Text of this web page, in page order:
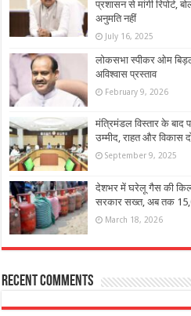
प्रशासन से मांगी रिपोर्ट,
अनुमति नहीं
July 16, 2025
लोकसभा स्पीकर ओम
अविश्वास प्रस्ताव
February 9, 2026
मंत्रिमंडल विस्तार के
उम्मीद, राहत और विकास
September 9, 2025
देशभर में घरेलू गैस की
सरकार सख्त, अब तक
March 18, 2026
Recent Comments